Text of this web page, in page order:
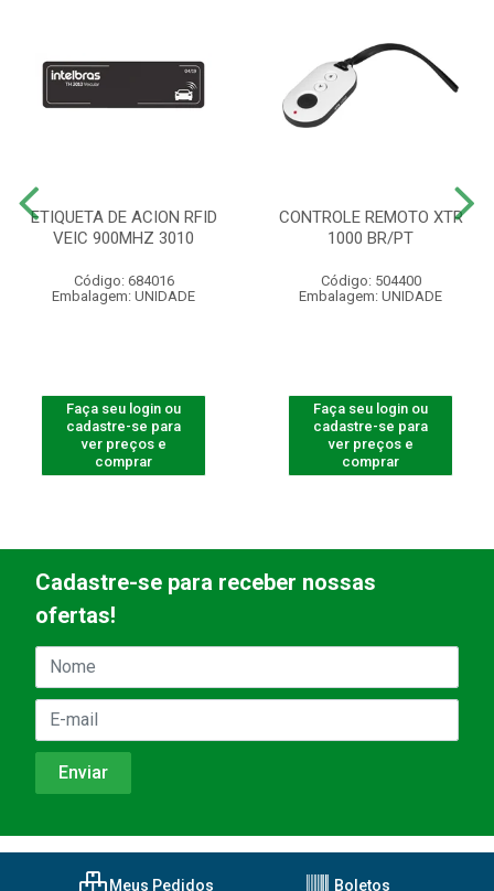
ETIQUETA DE ACION RFID
VEIC 900MHZ 3010
Código: 684016
Embalagem: UNIDADE
Faça seu login ou
cadastre-se para
ver preços e
comprar
CONTROLE REMOTO XTR
1000 BR/PT
Código: 504400
Embalagem: UNIDADE
Faça seu login ou
cadastre-se para
ver preços e
comprar
Cadastre-se para receber nossas
ofertas!
Meus Pedidos Boletos